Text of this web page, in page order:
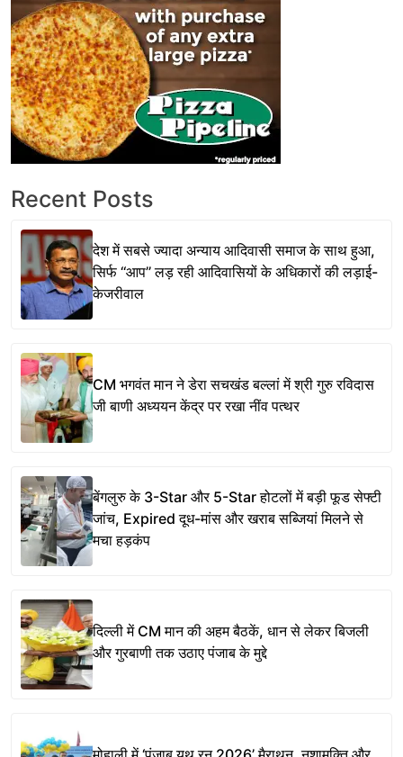
Recent Posts
देश में सबसे ज्यादा अन्याय आदिवासी समाज के साथ हुआ,
सिर्फ ‘‘आप’’ लड़ रही आदिवासियों के अधिकारों की लड़ाई-
केजरीवाल
CM भगवंत मान ने डेरा सचखंड बल्लां में श्री गुरु रविदास
जी बाणी अध्ययन केंद्र पर रखा नींव पत्थर
बेंगलुरु के 3-Star और 5-Star होटलों में बड़ी फूड सेफ्टी
जांच, Expired दूध-मांस और खराब सब्जियां मिलने से
मचा हड़कंप
दिल्ली में CM मान की अहम बैठकें, धान से लेकर बिजली
और गुरबाणी तक उठाए पंजाब के मुद्दे